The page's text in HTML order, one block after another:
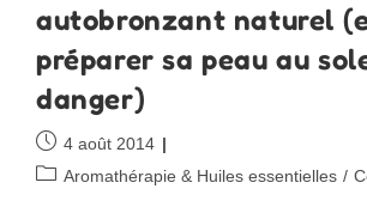
autobronzant naturel
préparer sa peau au
danger)
Publication
publiée :
4 août 2014
PostAromathérapie & Huiles essentielles /